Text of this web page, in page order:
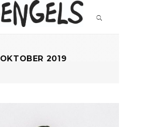
OKTOBER 2019